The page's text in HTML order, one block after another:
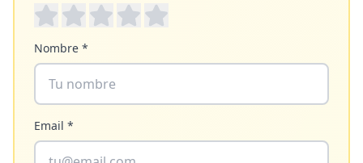
Nombre *
Email *